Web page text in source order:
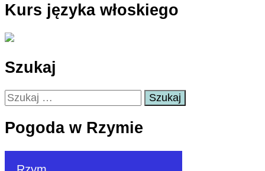
Kurs języka włoskiego
Szukaj
Szukaj:
Pogoda w Rzymie